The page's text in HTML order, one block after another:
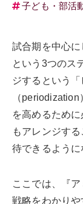
子ども・部活
試合期を中心
という3つのス
ジするという
（
を高めるため
もアレンジす
待できるように
ここでは、『
戦略をわかり